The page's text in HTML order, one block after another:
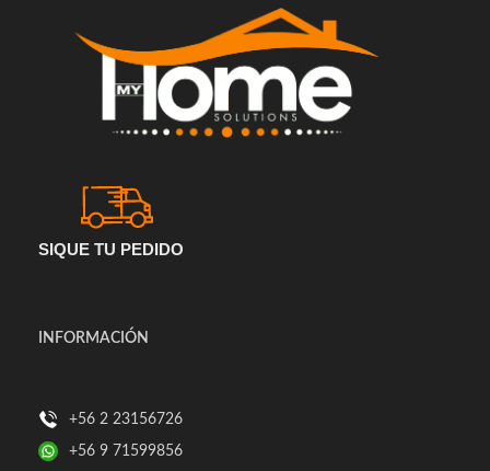
SIQUE TU PEDIDO
INFORMACIÓN
+56 2 23156726
+56 9 71599856